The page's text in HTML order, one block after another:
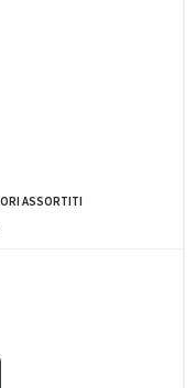
ASSORTITI